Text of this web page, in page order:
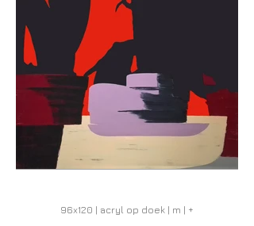
96x120 | acryl op doek | m | +